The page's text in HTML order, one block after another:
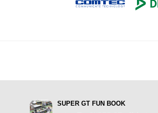
SUPER GT FUN BOOK